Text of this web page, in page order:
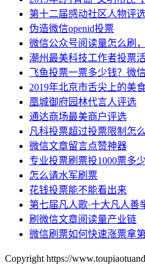
第十二届感动社区人物评
伪造微信openid投票
微信公众号阅读量怎么刷
潮州最美科技工作者投票
飞鱼投票一票多少钱？微
2019年北京市舌尖上的美
凰城御府园林代言人评选
通达商场最美商户评选
凡科投票超过投票限制怎
微信文章留言点赞神器
专业投票刷票投1000票多
怎么请水军刷票
花钱投票能不能看出来
第七届凡人歌·十大凡人善
刷微信文章阅读量产业链
微信刷票如何快速涨票拿
Copyright https://